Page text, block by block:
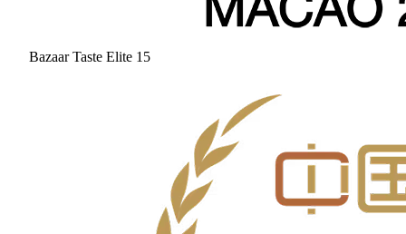
Bazaar Taste Elite 15